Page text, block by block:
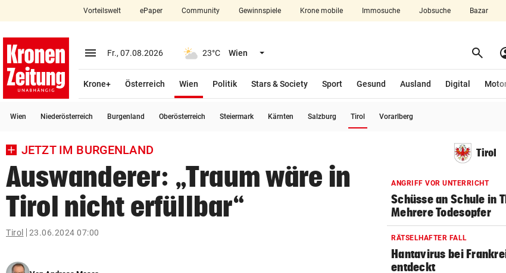
closeSchließen
account_circle Anmelden
arrow_right
search
Suchbegriff
eingeben
Vorteilswelt ePaper Community Gewinnspiele Krone mobile Immosuche Jobsuche Bazar
menu Menü aufklappen
Fr., 07.08.2026 23°C Wien Menü aufklappen search
Krone+ Österreich Wien
Politik
Stars & Society Sport Gesund Ausland Digital
Wien Niederösterreich Burgenland Oberösterreich Steiermark Kärnten Salzburg Tirol Vorarlberg
JETZT IM BURGENLAND
Auswanderer: „Traum wäre in
Tirol nicht erfüllbar“
Tirol 23.06.2024 07:00
Tirol
ANGRIFF VOR UNTERRICHT
Schüsse an Schule in
Mehrere Todesopfer
RÄTSELHAFTER FALL
Hantavirus bei
entdeckt